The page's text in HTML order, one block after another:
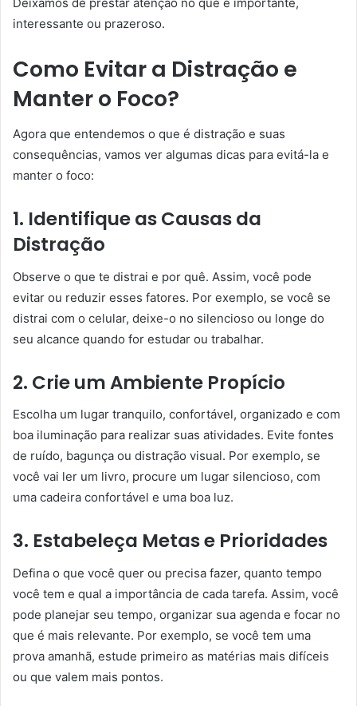
interessante ou prazeroso.
Como Evitar a Distração e
Manter o Foco?
Agora que entendemos o que é distração e suas
consequências, vamos ver algumas dicas para evitá-la e
manter o foco:
1. Identifique as Causas da
Distração
Observe o que te distrai e por quê. Assim, você pode
evitar ou reduzir esses fatores. Por exemplo, se você se
distrai com o celular, deixe-o no silencioso ou longe do
seu alcance quando for estudar ou trabalhar.
2. Crie um Ambiente Propício
Escolha um lugar tranquilo, confortável, organizado e com
boa iluminação para realizar suas atividades. Evite fontes
de ruído, bagunça ou distração visual. Por exemplo, se
você vai ler um livro, procure um lugar silencioso, com
uma cadeira confortável e uma boa luz.
3. Estabeleça Metas e Prioridades
Defina o que você quer ou precisa fazer, quanto tempo
você tem e qual a importância de cada tarefa. Assim, você
pode planejar seu tempo, organizar sua agenda e focar no
que é mais relevante. Por exemplo, se você tem uma
prova amanhã, estude primeiro as matérias mais difíceis
ou que valem mais pontos.